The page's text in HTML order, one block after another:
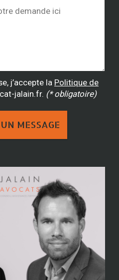
j’accepte la Politique de
jalain.fr. (* obligatoire)